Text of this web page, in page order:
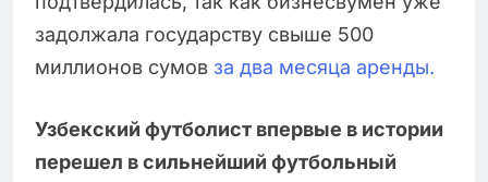
задолжала государству свыше 500
миллионов сумов за два месяца аренды.
Узбекский футболист впервые в истории
перешел в сильнейший футбольный